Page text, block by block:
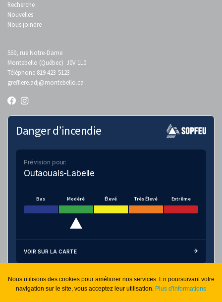
Recherche
Nouvelles
Nous joindre
550, rue Notre-Dame
Montebello (Québec) J0V 1L0
Téléphone 819 423-5123
greffiere.adj@montebello.ca
Danger d’incendie
Prévision pour:
Outaouais-Labelle
Bas Modéré Élevé Très Élevé Extrême
VOIR SUR LA CARTE
Connexion sécurisée
Nous utilisons des cookies pour améliorer nos services. En poursuivant votre
navigation sur le site, vous acceptez leur utilisation. Plus d'informations